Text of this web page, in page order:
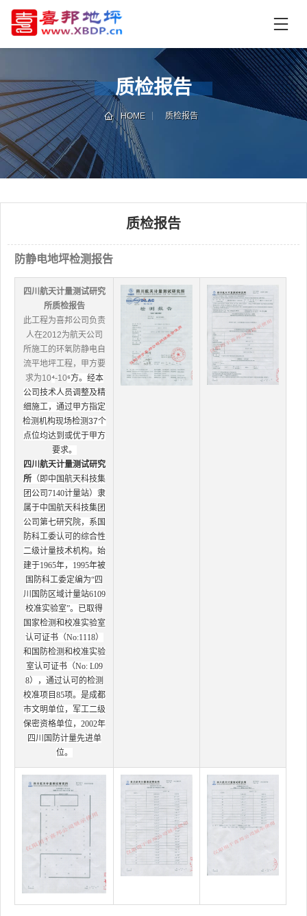
页
中
心
技
术
支
持
资
讯
中
工
系
们
话
询
质检报告
HOME 质检报告
质检报告
防静电地坪检测报告
四川航天计量测试研究
所质检报告
此工程为喜邦公司负责
人在2012为航天公司
所施工的环氧防静电自
流平地坪工程，甲方要
求为10⁴-10⁶方。经本
公司技术人员调整及精
细施工，通过甲方指定
检测机构现场检测37个
点位均达到或优于甲方
要求。
四川航天计量测试研究
所（即中国航天科技集
团公司7140计量站）隶
属于中国航天科技集团
公司第七研究院，系国
防科工委认可的综合性
二级计量技术机构。始
建于1965年，1995年被
国防科工委定编为“四
川国防区域计量站6109
校准实验室”。已取得
国家检测和校准实验室
认可证书（No:1118）
和国防检测和校准实验
室认可证书（No: L09
8），通过认可的检测
校准项目85项。是成都
市文明单位，军工二级
保密资格单位，2002年
四川国防计量先进单
位。